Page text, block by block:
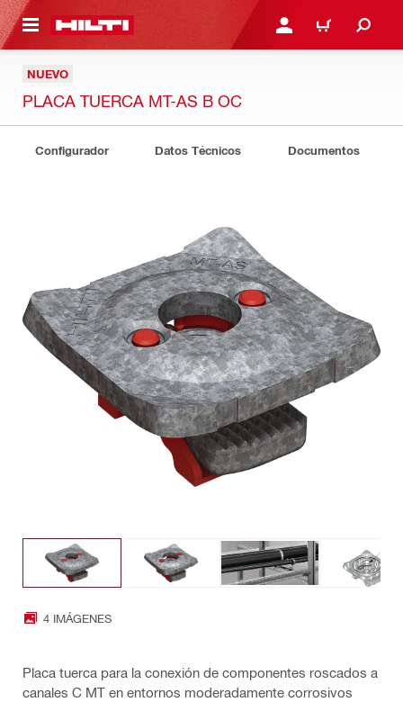
PRINCIPAL INICIE SESIÓN O
CARRITO
NUEVO
PLACA TUERCA MT-AS B OC
Configurador Datos Técnicos Documentos
4 IMÁGENES
Placa tuerca para la conexión de componentes roscados a
canales C MT en entornos moderadamente corrosivos